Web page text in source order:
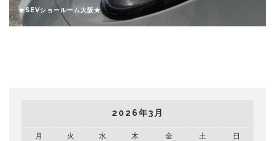
★SEVショールーム大阪★
2026年3月
月 火 水 木 金 土 日